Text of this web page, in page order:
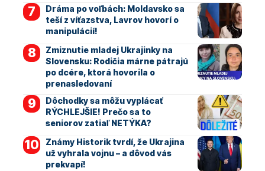
Dráma po voľbách: Moldavsko sa
teší z víťazstva, Lavrov hovorí o
manipulácií!
Zmiznutie mladej Ukrajinky na
Slovensku: Rodičia márne pátrajú
po dcére, ktorá hovorila o
prenasledovaní
Dôchodky sa môžu vyplácať
RÝCHLEJŠIE! Prečo sa to
seniorov zatiaľ NETÝKA?
Známy Historik tvrdí, že Ukrajina
už vyhrala vojnu – a dôvod vás
prekvapí!